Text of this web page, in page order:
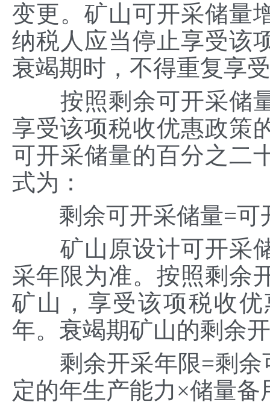
变更。矿山可开采储量
纳税人应当停止享受该
衰竭期时，不得重复享
按照剩余可开采储量
享受该项税收优惠政策
可开采储量的百分之二
式为：
剩余可开采储量=可
矿山原设计可开采储
采年限为准。按照剩余
矿山，享受该项税收
年。衰竭期矿山的剩余
剩余开采年限=剩余
定的年生产能力×储量